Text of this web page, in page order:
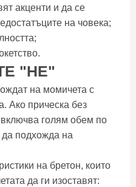
акценти и да се
на човека;
"НЕ"
на момичета с
Ако прическа без
голям обем по
подхожда на
на бретон, които
да ги изоставят: